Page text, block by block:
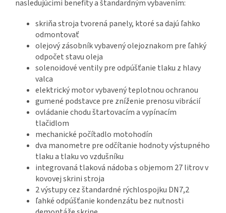
nasledujúcimi benefity a štandardným vybavením:
skriňa stroja tvorená panely, ktoré sa dajú ľahko
odmontovať
olejový zásobník vybavený olejoznakom pre ľahký
odpočet stavu oleja
solenoidové ventily pre odpúšťanie tlaku z hlavy
valca
elektrický motor vybavený teplotnou ochranou
gumené podstavce pre zníženie prenosu vibrácií
ovládanie chodu štartovacím a vypínacím
tlačidlom
mechanické počítadlo motohodín
dva manometre pre odčítanie hodnoty výstupného
tlaku a tlaku vo vzdušníku
integrovaná tlaková nádoba s objemom 27 litrov v
kovovej skrini stroja
2 výstupy cez štandardné rýchlospojku DN7,2
ľahké odpúšťanie kondenzátu bez nutnosti